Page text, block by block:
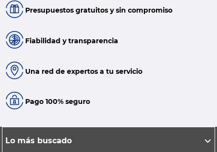
Presupuestos gratuitos y sin compromiso
Fiabilidad y transparencia
Una red de expertos a tu servicio
Pago 100% seguro
Lo más buscado